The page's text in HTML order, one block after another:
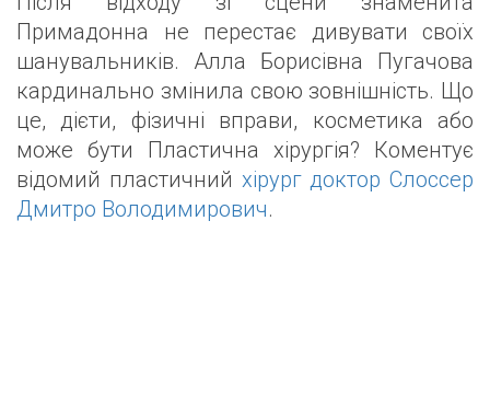
Примадонна не перестає дивувати своїх
шанувальників. Алла Борисівна Пугачова
кардинально змінила свою зовнішність. Що
це, дієти, фізичні вправи, косметика або
може бути Пластична хірургія? Коментує
відомий пластичний хірург доктор Слоссер
Дмитро Володимирович.